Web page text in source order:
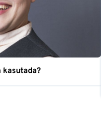
kasutada?